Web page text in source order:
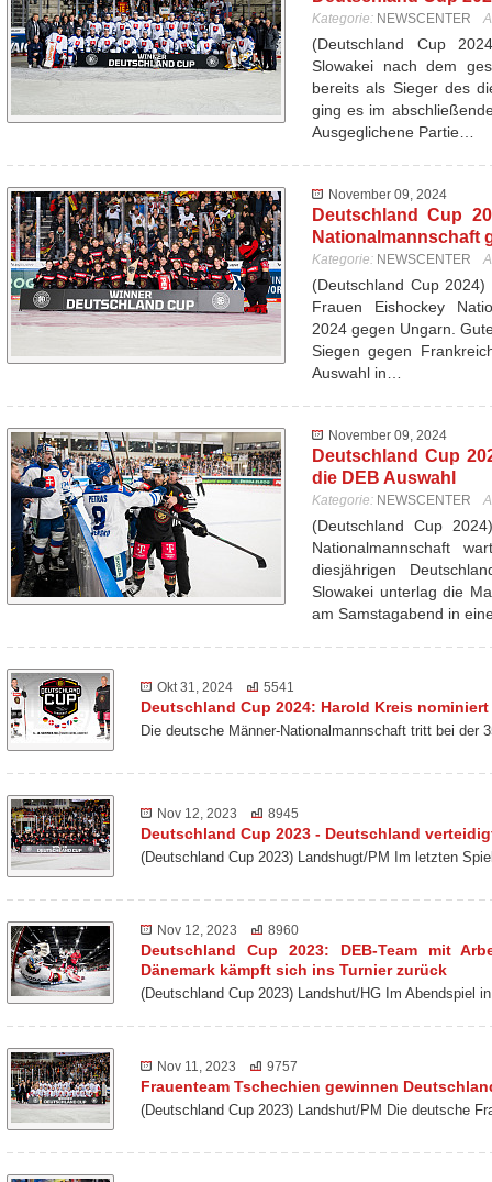
Kategorie: NEWSCENTER
(Deutschland Cup
Slowakei nach dem
bereits als Sieger des
ging es im
Ausgeglichene Partie…
November 09, 2024
Deutschland Cup
Nationalmannschaft
Kategorie: NEWSCENTER
(Deutschland Cup
Frauen Eishockey
2024 gegen Ungarn.
Siegen gegen
Auswahl in…
November 09, 2024
Deutschland Cup
die DEB Auswahl
Kategorie: NEWSCENTER
(Deutschland Cup
Nationalmannschaft
diesjährigen
Slowakei unterlag die
am Samstagabend in
Okt 31, 2024 5541
Deutschland Cup 2024: Harold Kreis
Die deutsche Männer-Nationalmannschaft tritt bei der
Nov 12, 2023 8945
Deutschland Cup 2023 - Deutschland
(Deutschland Cup 2023) Landshugt/PM Im letzten
Nov 12, 2023 8960
Deutschland Cup 2023: DEB-Team mit
Dänemark kämpft sich ins Turnier zurück
(Deutschland Cup 2023) Landshut/HG Im Abendspiel
Nov 11, 2023 9757
Frauenteam Tschechien gewinnen
(Deutschland Cup 2023) Landshut/PM Die deutsche